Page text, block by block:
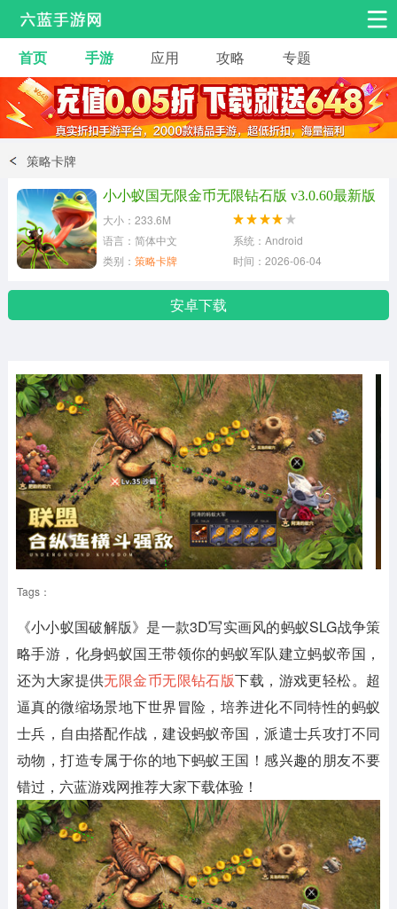
安卓手游 手游工具
热门手游 角色扮演 益智休闲
动作射击
冒险解谜
体育竞技
首页 手游 应用 攻略 专题
策略卡牌
小小蚁国无限金币无限钻石版 v3.0.60最新版
大小：233.6M
语言：简体中文
系统：Android
类别： 策略卡牌 时间：2026-06-04
安卓下载
Tags：
《小小蚁国破解版》 是一款3D写实画风的蚂蚁SLG战争策
略手游，化身蚂蚁国王带领你的蚂蚁军队建立蚂蚁帝国，
还为大家提供无限金币无限钻石版下载，游戏更轻松。超
逼真的微缩场景地下世界冒险，培养进化不同特性的蚂蚁
士兵，自由搭配作战，建设蚂蚁帝国，派遣士兵攻打不同
动物，打造专属于你的地下蚂蚁王国！感兴趣的朋友不要
错过，六蓝游戏网推荐大家下载体验！